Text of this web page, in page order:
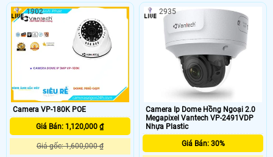
Định, giúp hình ảnh không bị rung
lắc. Khả năng Cân Bịng Ánh Sáng
(BLC) giúp cân bằng ánh sáng trong
các điều kiện khác nhau, đảm bảo
hình ảnh rõ nét
Camera này có độ phân giải lên đến
3.0 MP, mang đến hình ảnh sắc nét
và chi tiết, phù hợp để xem trên điện
thoại di động
Camera VP-180K POE
Giá Bán: 1,120,000 ₫
Giá gốc: 1,600,000 ₫
1902
Camera Ip Dome Hồng Ngoại 2.0
Megapixel Vantech VP-2491VDP
Nhựa Plastic
Giá Bán: 30%
2935